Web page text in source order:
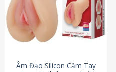
Âm Đạo Silicon Cầm Tay